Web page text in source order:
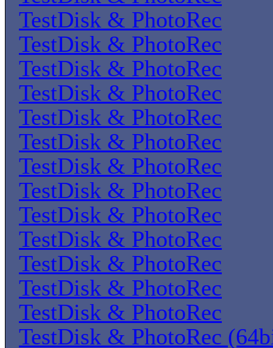
TestDisk & PhotoRec
TestDisk & PhotoRec
TestDisk & PhotoRec
TestDisk & PhotoRec
TestDisk & PhotoRec
TestDisk & PhotoRec
TestDisk & PhotoRec
TestDisk & PhotoRec
TestDisk & PhotoRec
TestDisk & PhotoRec
TestDisk & PhotoRec
TestDisk & PhotoRec
TestDisk & PhotoRec
TestDisk & PhotoRec